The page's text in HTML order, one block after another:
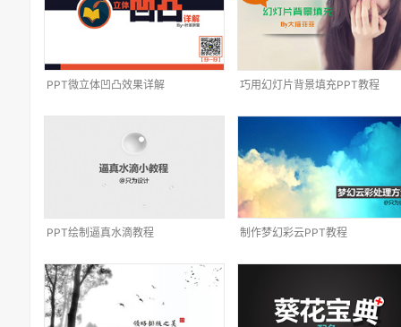
PPT微立体凹凸效果详解 巧用幻灯片背景填充PPT教程
PPT绘制逼真水滴教程 制作梦幻彩云PPT教程